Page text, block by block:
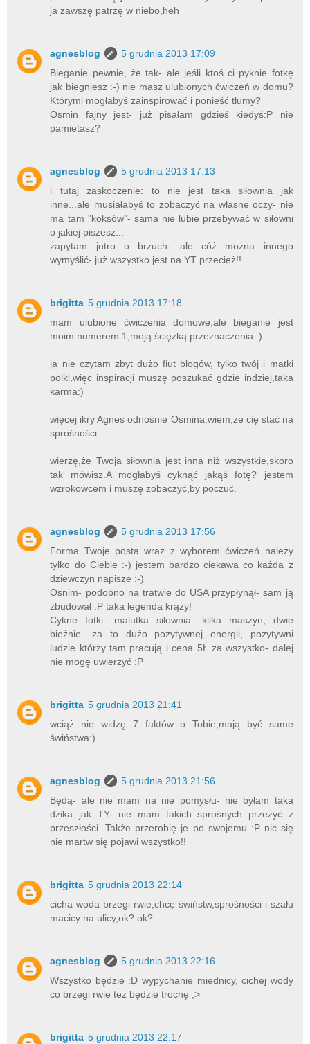
ja zawszę patrzę w niebo,heh
agnesblog
5 grudnia 2013 17:09
Bieganie pewnie, że tak- ale jeśli ktoś ci pyknie fotkę
jak biegniesz :-) nie masz ulubionych ćwiczeń w domu?
Którymi mogłabyś zainspirować i ponieść tłumy?
Osmin fajny jest- już pisałam gdzieś kiedyś:P nie
pamietasz?
agnesblog
5 grudnia 2013 17:13
i tutaj zaskoczenie: to nie jest taka siłownia jak
inne...ale musiałabyś to zobaczyć na własne oczy- nie
ma tam "koksów"- sama nie lubie przebywać w siłowni
o jakiej piszesz...
zapytam jutro o brzuch- ale cóż można innego
wymyślić- już wszystko jest na YT przecież!!
brigitta 5 grudnia 2013 17:18
mam ulubione ćwiczenia domowe,ale bieganie jest
moim numerem 1,moją ściężką przeznaczenia :)
ja nie czytam zbyt dużo fiut blogów, tylko twój i matki
polki,więc inspiracji muszę poszukać gdzie indziej,taka
karma:)
więcej ikry Agnes odnośnie Osmina,wiem,że cię stać na
sprośności.
wierzę,że Twoja siłownia jest inna niż wszystkie,skoro
tak mówisz.A mogłabyś cyknąć jakąś fotę? jestem
wzrokowcem i muszę zobaczyć,by poczuć.
agnesblog
5 grudnia 2013 17:56
Forma Twoje posta wraz z wyborem ćwiczeń należy
tylko do Ciebie :-) jestem bardzo ciekawa co każda z
dziewczyn napisze :-)
Osnim- podobno na tratwie do USA przypłynął- sam ją
zbudował :P taka legenda krąży!
Cykne fotki- malutka siłownia- kilka maszyn, dwie
bieżnie- za to dużo pozytywnej energii, pozytywni
ludzie którzy tam pracują i cena 5Ł za wszystko- dalej
nie mogę uwierzyć :P
brigitta 5 grudnia 2013 21:41
wciąż nie widzę 7 faktów o Tobie,mają być same
świństwa:)
agnesblog
5 grudnia 2013 21:56
Będą- ale nie mam na nie pomysłu- nie byłam taka
dzika jak TY- nie mam takich sprośnych przeżyć z
przeszłości. Także przerobię je po swojemu :P nic się
nie martw się pojawi wszystko!!
brigitta 5 grudnia 2013 22:14
cicha woda brzegi rwie,chcę świństw,sprośności i szału
macicy na ulicy,ok? ok?
agnesblog
5 grudnia 2013 22:16
Wszystko będzie :D wypychanie miednicy, cichej wody
co brzegi rwie też będzie trochę ;>
brigitta 5 grudnia 2013 22:17